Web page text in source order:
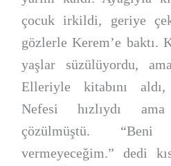
çocuk irkildi, geriye
gözlerle Kerem’e baktı.
yaşlar süzülüyordu,
Elleriyle kitabını aldı,
Nefesi hızlıydı
çözülmüştü.
vermeyeceğim.” dedi